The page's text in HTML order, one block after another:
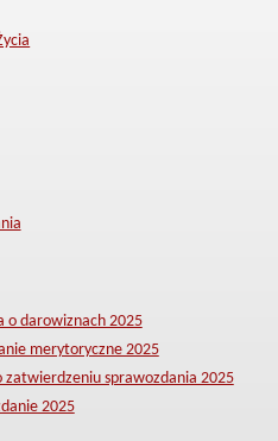
o darowiznach 2025
merytoryczne 2025
zatwierdzeniu sprawozdania 2025
2025